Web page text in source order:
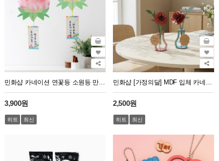
3,900원
히트 최신
2,500원
히트 최신